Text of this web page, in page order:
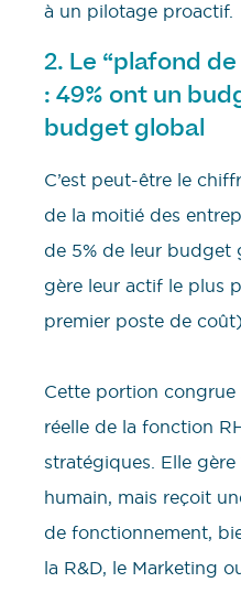
à un pilotage proactif.
2. Le “plafond
: 49% ont un
budget global
C’est peut-être le
de la moitié des
de 5% de leur budget
gère leur actif le plus
premier poste de
Cette portion
réelle de la fonction
stratégiques. Elle
humain, mais reçoit
de fonctionnement,
la R&D, le Marketing